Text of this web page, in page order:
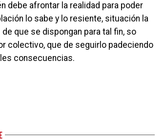
debe afrontar la realidad para poder
lo sabe y lo resiente, situación la
que se dispongan para tal fin, so
colectivo, que de seguirlo padeciendo
consecuencias.